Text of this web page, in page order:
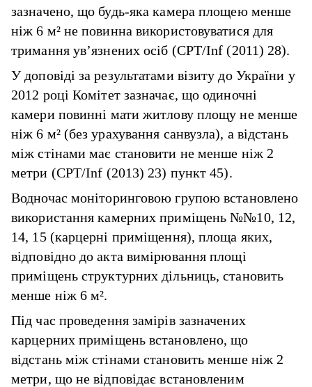
зазначено, що будь-яка камера площею менше
ніж 6 м² не повинна використовуватися для
тримання ув’язнених осіб (CPT/Inf (2011) 28).
У доповіді за результатами візиту до України у
2012 році Комітет зазначає, що одиночні
камери повинні мати житлову площу не менше
ніж 6 м² (без урахування санвузла), а відстань
між стінами має становити не менше ніж 2
метри (CPT/Inf (2013) 23) пункт 45).
Водночас моніторинговою групою встановлено
використання камерних приміщень №№10, 12,
14, 15 (карцерні приміщення), площа яких,
відповідно до акта вимірювання площі
приміщень структурних дільниць, становить
менше ніж 6 м².
Під час проведення замірів зазначених
карцерних приміщень встановлено, що
відстань між стінами становить менше ніж 2
метри, що не відповідає встановленим